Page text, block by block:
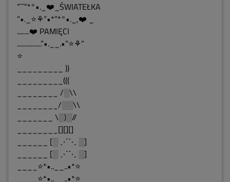
”˜˜”*°•._❤️_ŚWIATEŁKA
”•._⭐⚘”•*”*°•._,❤️ _
........❤️ PAMIĘCI
................”•.__.•”⭐⚘”
⭐
_________ ))
_________(((
________ /░\\
________/░░\\
_______ \░)░//
________[][][]
______ [░ ⋰⋱ ░]
______ [░ ⋰⋱ ░]
____⭐*•..__..•*⭐
____⭐*•..__..•*⭐